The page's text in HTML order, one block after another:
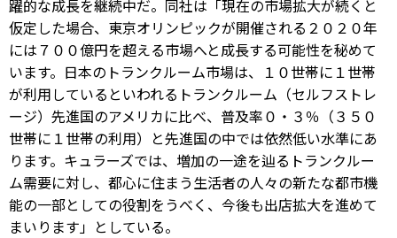
躍的な成長を継続中だ。同社は「現在の市場拡大が続くと
仮定した場合、東京オリンピックが開催される２０２０年
には７００億円を超える市場へと成長する可能性を秘めて
います。日本のトランクルーム市場は、１０世帯に１世帯
が利用しているといわれるトランクルーム（セルフストレ
ージ）先進国のアメリカに比べ、普及率０・３％（３５０
世帯に１世帯の利用）と先進国の中では依然低い水準にあ
ります。キュラーズでは、増加の一途を辿るトランクルー
ム需要に対し、都心に住まう生活者の人々の新たな都市機
能の一部としての役割をうべく、今後も出店拡大を進めて
まいります」としている。